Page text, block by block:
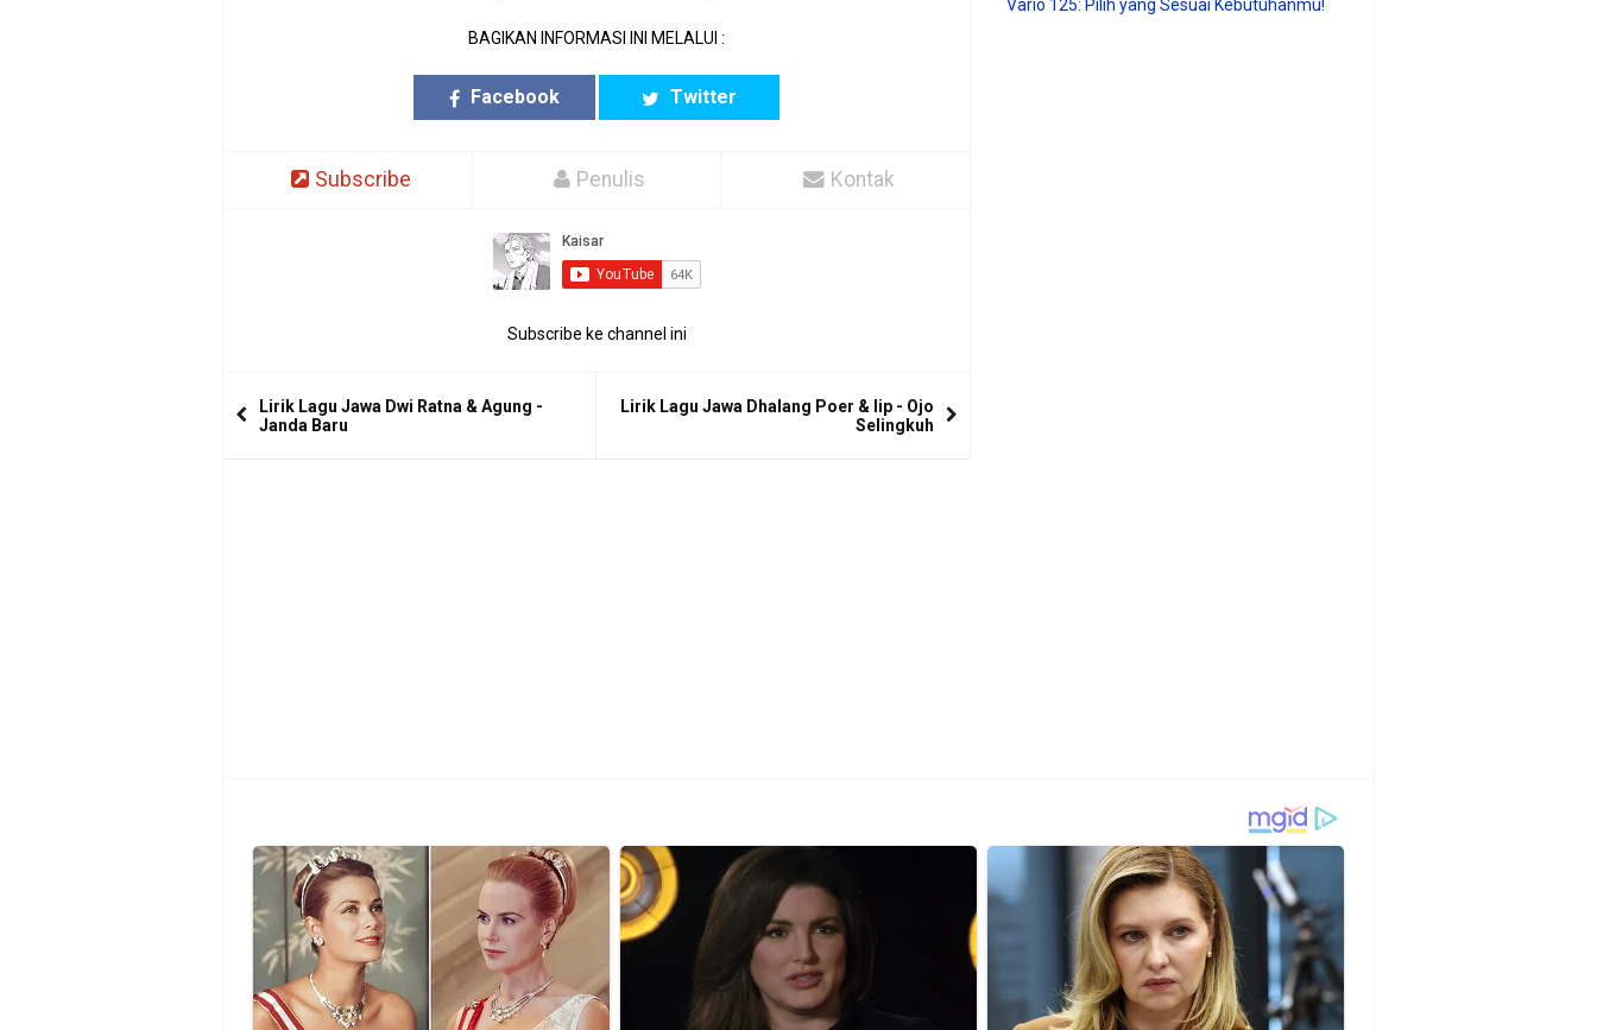
BAGIKAN INFORMASI INI MELALUI :
Facebook Twitter
Subscribe Penulis Kontak
Subscribe ke channel ini
Lirik Lagu Jawa Dwi Ratna & Agung -
Janda Baru
Lirik Lagu Jawa Dhalang Poer & Iip - Ojo
Selingkuh
Vario 125: Pilih yang Sesuai Kebutuhanmu!